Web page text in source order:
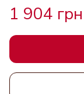
1 904 грн